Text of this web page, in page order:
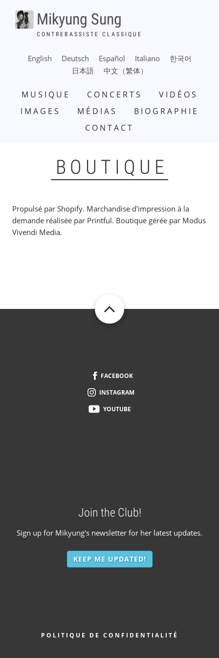
contenu
Mikyung Sung
CONTREBASSISTE CLASSIQUE
English Deutsch Español Italiano 한국어
日本語 中文（繁体）
PRINCIPALE
MUSIQUE CONCERTS
VIDÉOS
IMAGES
MÉDIAS
BIOGRAPHIE
CONTACT
BOUTIQUE
Propulsé par Shopify. Marchandise d'impression à la
demande réalisée par Printful. Boutique gérée par Modus
Vivendi Media.
FACEBOOK
INSTAGRAM
YOUTUBE
Join the Club!
Sign up for Mikyung's newsletter for her latest updates.
KEEP ME UPDATED!
PIEDPOLITIQUE DE CONFIDENTIALITÉ